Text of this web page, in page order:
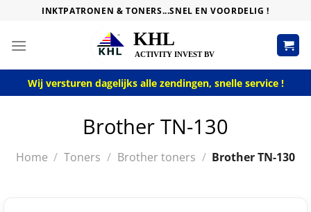
content
INKTPATRONEN & TONERS...SNEL EN VOORDELIG !
Wij versturen dagelijks alle zendingen, snelle service !
Brother TN-130
Home / Toners / Brother toners / Brother TN-130